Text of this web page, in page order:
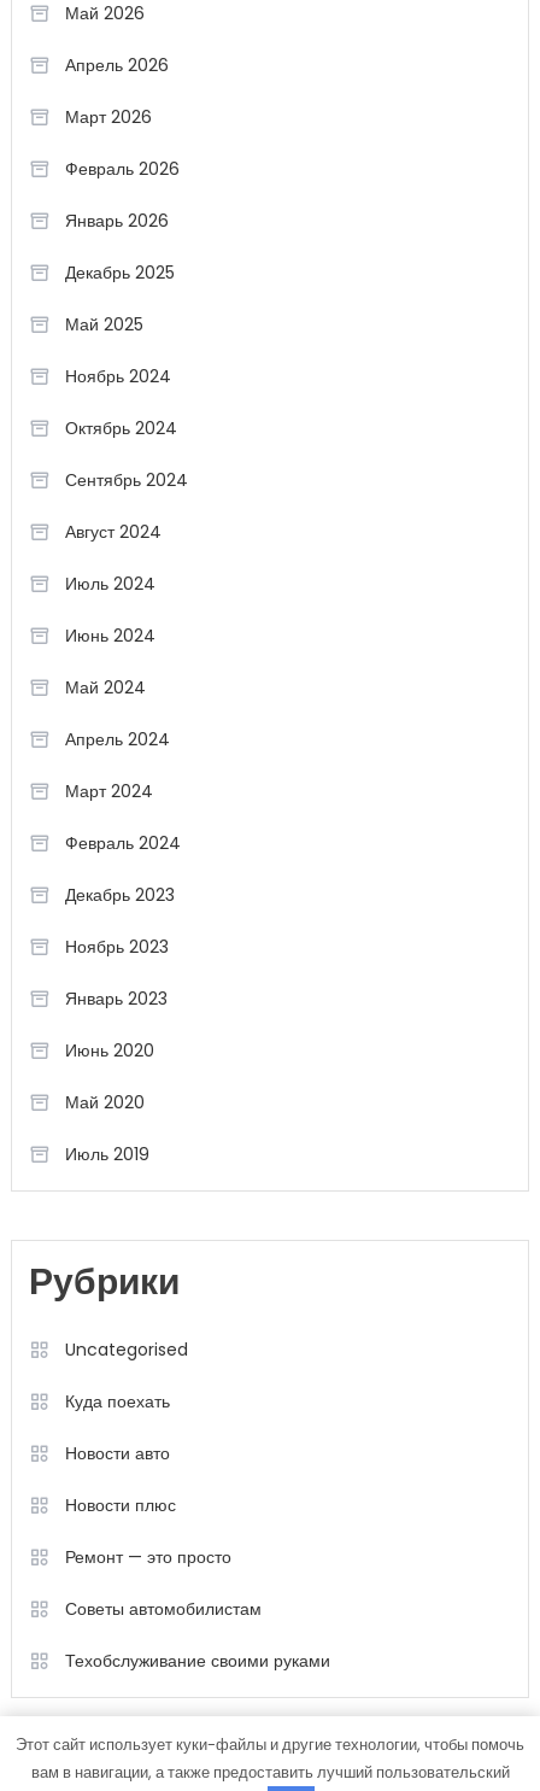
Май 2026
Апрель 2026
Март 2026
Февраль 2026
Январь 2026
Декабрь 2025
Май 2025
Ноябрь 2024
Октябрь 2024
Сентябрь 2024
Август 2024
Июль 2024
Июнь 2024
Май 2024
Апрель 2024
Март 2024
Февраль 2024
Декабрь 2023
Ноябрь 2023
Январь 2023
Июнь 2020
Май 2020
Июль 2019
Рубрики
Uncategorised
Куда поехать
Новости авто
Новости плюс
Ремонт — это просто
Советы автомобилистам
Техобслуживание своими руками
Этот сайт использует куки-файлы и другие технологии, чтобы помочь
вам в навигации, а также предоставить лучший пользовательский